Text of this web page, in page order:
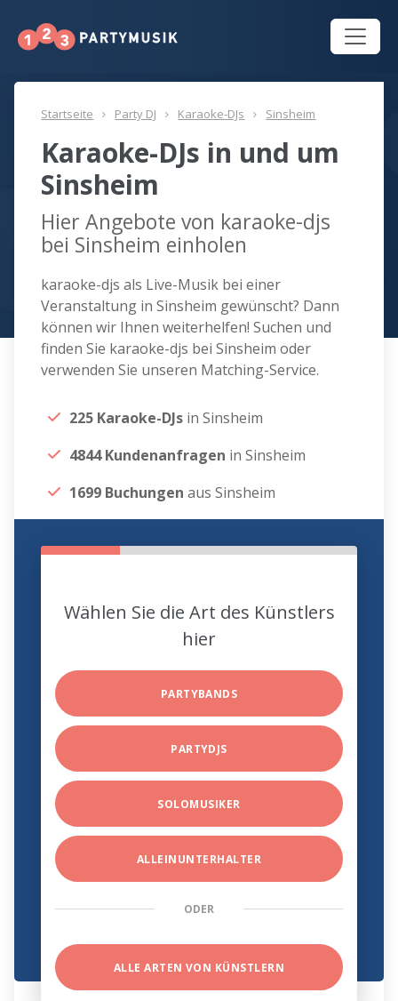
Startseite Party DJ Karaoke-DJs Sinsheim
Karaoke-DJs in und um
Sinsheim
Hier Angebote von karaoke-djs
bei Sinsheim einholen
karaoke-djs als Live-Musik bei einer
Veranstaltung in Sinsheim gewünscht? Dann
können wir Ihnen weiterhelfen! Suchen und
finden Sie karaoke-djs bei Sinsheim oder
verwenden Sie unseren Matching-Service.
225 Karaoke-DJs in Sinsheim
4844 Kundenanfragen in Sinsheim
1699 Buchungen aus Sinsheim
Wählen Sie die Art des Künstlers
hier
PARTYBANDS
PARTYDJS
SOLOMUSIKER
ALLEINUNTERHALTER
ODER
ALLE ARTEN VON KÜNSTLERN